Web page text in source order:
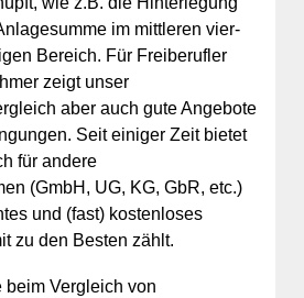
im mittleren vier-
Bereich. Für Freiberufler
zeigt unser
aber auch gute Angebote
Seit einiger Zeit bietet
für andere
(GmbH, UG, KG, GbR, etc.)
und (fast) kostenloses
zu den Besten zählt.
beim Vergleich von